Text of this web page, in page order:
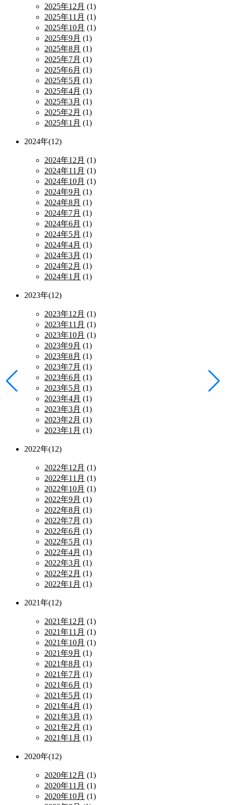
2025年12月 (1)
2025年11月 (1)
2025年10月 (1)
2025年9月 (1)
2025年8月 (1)
2025年7月 (1)
2025年6月 (1)
2025年5月 (1)
2025年4月 (1)
2025年3月 (1)
2025年2月 (1)
2025年1月 (1)
2024年(12)
2024年12月 (1)
2024年11月 (1)
2024年10月 (1)
2024年9月 (1)
2024年8月 (1)
2024年7月 (1)
2024年6月 (1)
2024年5月 (1)
2024年4月 (1)
2024年3月 (1)
2024年2月 (1)
2024年1月 (1)
2023年(12)
2023年12月 (1)
2023年11月 (1)
2023年10月 (1)
2023年9月 (1)
2023年8月 (1)
2023年7月 (1)
2023年6月 (1)
2023年5月 (1)
2023年4月 (1)
2023年3月 (1)
2023年2月 (1)
2023年1月 (1)
2022年(12)
2022年12月 (1)
2022年11月 (1)
2022年10月 (1)
2022年9月 (1)
2022年8月 (1)
2022年7月 (1)
2022年6月 (1)
2022年5月 (1)
2022年4月 (1)
2022年3月 (1)
2022年2月 (1)
2022年1月 (1)
2021年(12)
2021年12月 (1)
2021年11月 (1)
2021年10月 (1)
2021年9月 (1)
2021年8月 (1)
2021年7月 (1)
2021年6月 (1)
2021年5月 (1)
2021年4月 (1)
2021年3月 (1)
2021年2月 (1)
2021年1月 (1)
2020年(12)
2020年12月 (1)
2020年11月 (1)
2020年10月 (1)